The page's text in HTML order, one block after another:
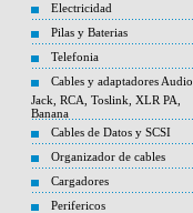
Electricidad
Pilas y Baterias
Telefonia
Cables y adaptadores Audio,
Jack, RCA, Toslink, XLR PA,
Banana
Cables de Datos y SCSI
Organizador de cables
Cargadores
Perifericos